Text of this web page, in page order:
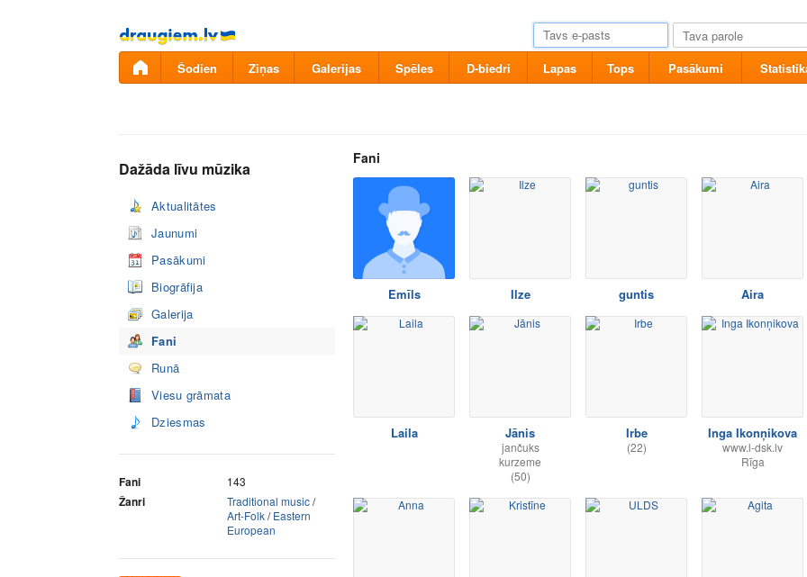
Pāriet
uz
saturu
Šodien Ziņas Galerijas Spēles D-biedri Lapas Tops Pasākumi
Dažāda līvu mūzika
Aktualitātes
Jaunumi
Pasākumi
Biogrāfija
Galerija
Fani
Runā
Viesu grāmata
Dziesmas
Fani 143
Žanri Traditional music/
Art-Folk/Eastern
European
Fani
Emīls Ilze guntis Aira
Laila Jānis
jančuks
kurzeme
(50)
Irbe
(22)
Inga Ikonņikova
www.l-dsk.lv
Rīga